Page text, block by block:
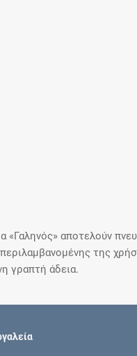
αποτελούν
της
γραπτή άδεια.